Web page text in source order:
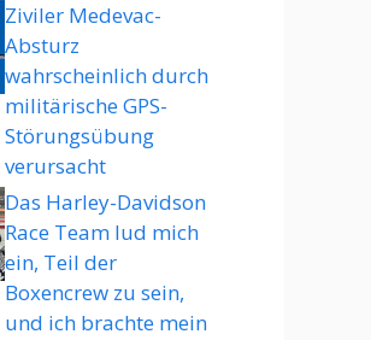
Ziviler Medevac-
Absturz
wahrscheinlich durch
militärische GPS-
Störungsübung
verursacht
Das Harley-Davidson
Race Team lud mich
ein, Teil der
Boxencrew zu sein,
und ich brachte mein